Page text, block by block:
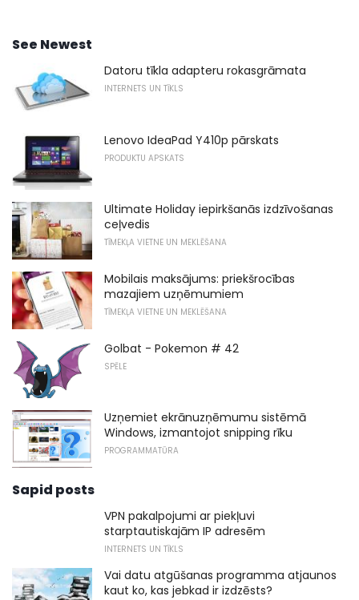
See Newest
Datoru tīkla adapteru rokasgrāmata
INTERNETS UN TĪKLS
Lenovo IdeaPad Y410p pārskats
PRODUKTU APSKATS
Ultimate Holiday iepirkšanās izdzīvošanas
ceļvedis
TĪMEKĻA VIETNE UN MEKLĒŠANA
Mobilais maksājums: priekšrocības
mazajiem uzņēmumiem
TĪMEKĻA VIETNE UN MEKLĒŠANA
Golbat - Pokemon # 42
SPĒLE
Uzņemiet ekrānuzņēmumu sistēmā
Windows, izmantojot snipping rīku
PROGRAMMATŪRA
Sapid posts
VPN pakalpojumi ar piekļuvi
starptautiskajām IP adresēm
INTERNETS UN TĪKLS
Vai datu atgūšanas programma atjaunos
kaut ko, kas jebkad ir izdzēsts?